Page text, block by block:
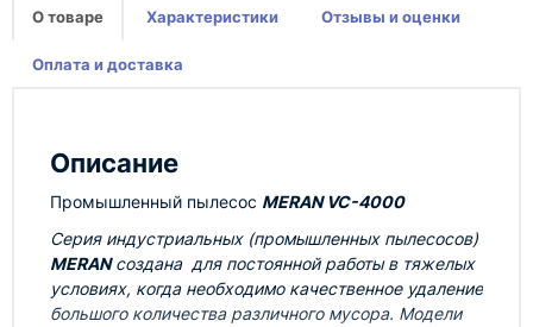
О товаре Характеристики Отзывы и оценки
Оплата и доставка
Описание
Промышленный пылесос MERAN VC-4000
Cерия индустриальных (промышленных пылесосов)
MERANсоздана для постоянной работы в тяжелых
условиях, когда необходимо качественное удаление
большого количества различного мусора. Модели